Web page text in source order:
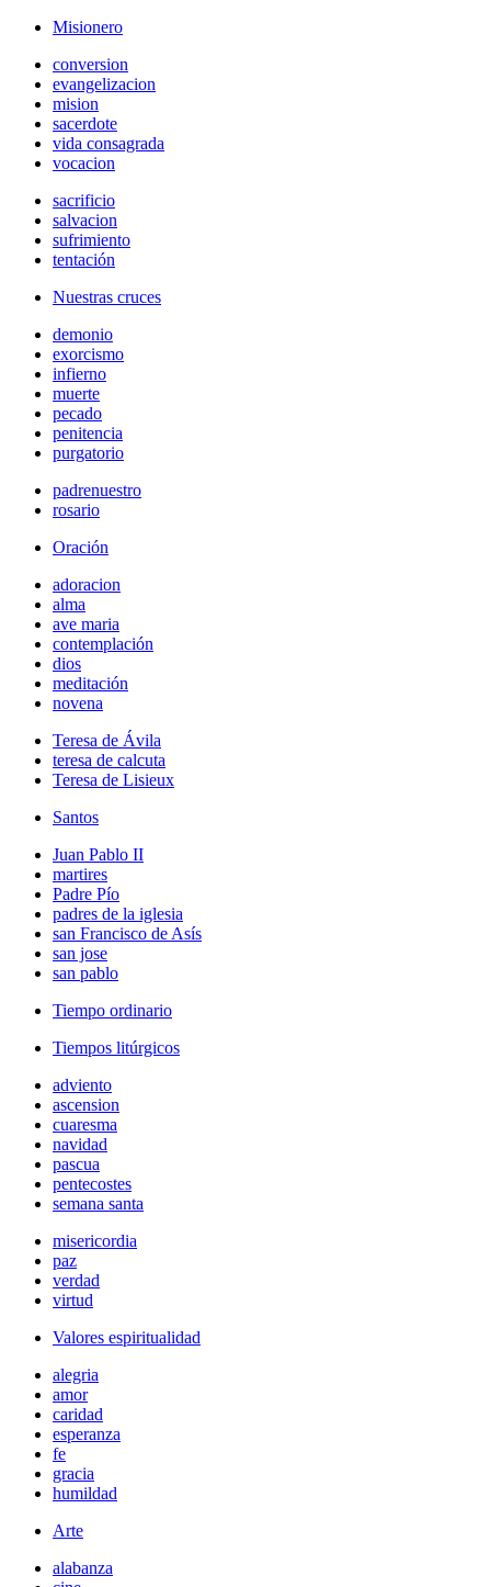
Misionero
conversion
evangelizacion
mision
sacerdote
vida consagrada
vocacion
sacrificio
salvacion
sufrimiento
tentación
Nuestras cruces
demonio
exorcismo
infierno
muerte
pecado
penitencia
purgatorio
padrenuestro
rosario
Oración
adoracion
alma
ave maria
contemplación
dios
meditación
novena
Teresa de Ávila
teresa de calcuta
Teresa de Lisieux
Santos
Juan Pablo II
martires
Padre Pío
padres de la iglesia
san Francisco de Asís
san jose
san pablo
Tiempo ordinario
Tiempos litúrgicos
adviento
ascension
cuaresma
navidad
pascua
pentecostes
semana santa
misericordia
paz
verdad
virtud
Valores espiritualidad
alegria
amor
caridad
esperanza
fe
gracia
humildad
Arte
alabanza